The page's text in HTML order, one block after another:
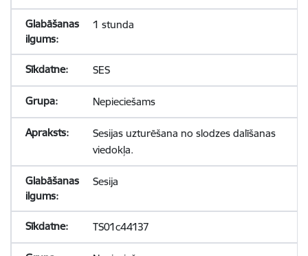
1 stunda
SES
Nepieciešams
Sesijas uzturēšana no slodzes dalīšanas
viedokļa.
Sesija
TS01c44137